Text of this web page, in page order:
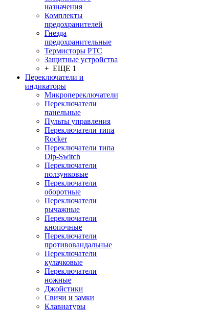
назначения
Комплекты
предохранителей
Гнезда
предохранительные
Термисторы PTC
Защитные устройства
+ ЕЩЕ 1
Переключатели и
индикаторы
Микропереключатели
Переключатели
панельные
Пульты управления
Переключатели типа
Rocker
Переключатели типа
Dip-Switch
Переключатели
ползунковые
Переключатели
оборотные
Переключатели
рычажные
Переключатели
кнопочные
Переключатели
противовандальные
Переключатели
кулачковые
Переключатели
ножные
Джойстики
Свичи и замки
Клавиатуры